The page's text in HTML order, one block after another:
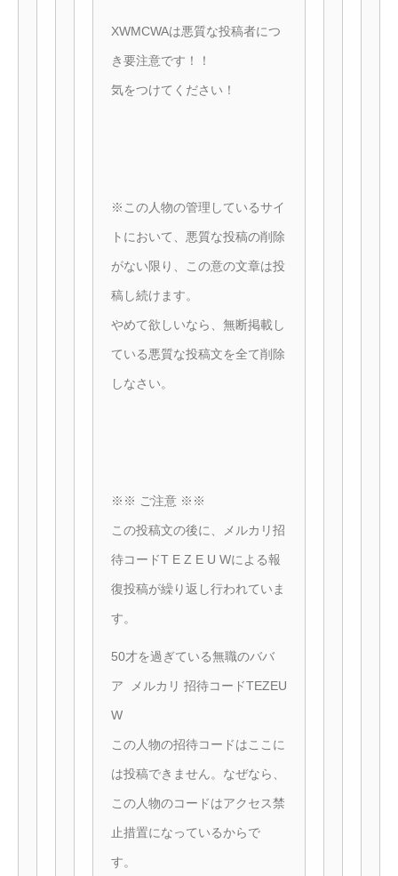
XWMCWAは悪質な投稿者につ
き要注意です！！
気をつけてください！
※この人物の管理しているサイ
トにおいて、悪質な投稿の削除
がない限り、この意の文章は投
稿し続けます。
やめて欲しいなら、無断掲載し
ている悪質な投稿文を全て削除
しなさい。
※※ ご注意 ※※
この投稿文の後に、メルカリ招
待コードT E Z E U Wによる報
復投稿が繰り返し行われていま
す。
50才を過ぎている無職のババ
ア メルカリ 招待コードTEZEU
W
この人物の招待コードはここに
は投稿できません。なぜなら、
この人物のコードはアクセス禁
止措置になっているからで
す。